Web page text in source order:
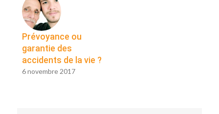
Prévoyance ou
garantie des
accidents de la vie ?
6 novembre 2017